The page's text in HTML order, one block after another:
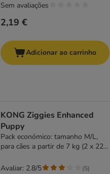
2,19 €
Sem avaliações
Adicionar ao carrinho
KONG Ziggies Enhanced
Puppy
Pack económico: tamanho M/L,
para cães a partir de 7 kg (2 x 227
Avaliar: 2.8/5 (5)